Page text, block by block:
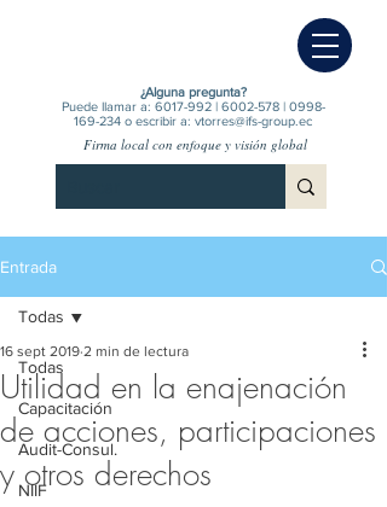
¿Alguna pregunta?
Puede llamar a: 6017-992| 6002-578| 0998-
169-234 o escribir a: vtorres@ifs-group.ec
Firma local con enfoque y visión global
Entrada
Todas
Capacitación
Audit-Consul.
NIIF
Todas
Utilidad en la enajenación
de acciones, participaciones
y otros derechos
16 sept 2019 2 min de lectura